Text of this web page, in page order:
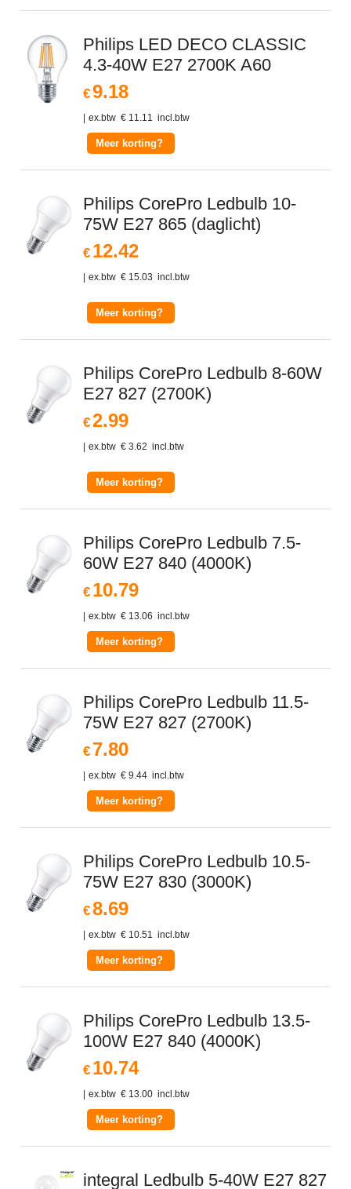
Philips LED DECO CLASSIC
4.3-40W E27 2700K A60
€9.18
ex.btw € 11.11 incl.btw
Meer korting?
Philips CorePro Ledbulb 10-
75W E27 865 (daglicht)
€ 12.42
ex.btw € 15.03 incl.btw
Meer korting?
Philips CorePro Ledbulb 8-60W
E27 827 (2700K)
€2.99
ex.btw € 3.62 incl.btw
Meer korting?
Philips CorePro Ledbulb 7.5-
60W E27 840 (4000K)
€ 10.79
ex.btw € 13.06 incl.btw
Meer korting?
Philips CorePro Ledbulb 11.5-
75W E27 827 (2700K)
€ 7.80
ex.btw € 9.44 incl.btw
Meer korting?
Philips CorePro Ledbulb 10.5-
75W E27 830 (3000K)
€8.69
ex.btw € 10.51 incl.btw
Meer korting?
Philips CorePro Ledbulb 13.5-
100W E27 840 (4000K)
€ 10.74
ex.btw € 13.00 incl.btw
Meer korting?
integral Ledbulb 5-40W E27 827